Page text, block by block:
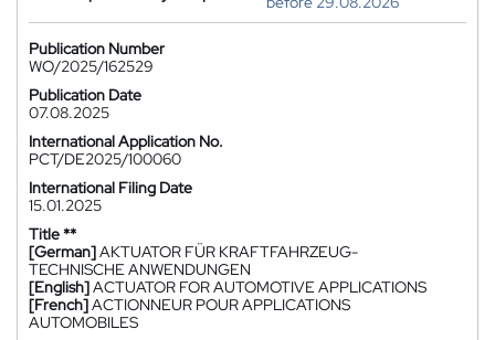
Publication Number
WO/2025/162529
Publication Date
07.08.2025
International Application No.
PCT/DE2025/100060
International Filing Date
15.01.2025
Title **
[German]AKTUATOR FÜR KRAFTFAHRZEUG-
TECHNISCHE ANWENDUNGEN
[English]ACTUATOR FOR AUTOMOTIVE APPLICATIONS
[French]ACTIONNEUR POUR APPLICATIONS
AUTOMOBILES